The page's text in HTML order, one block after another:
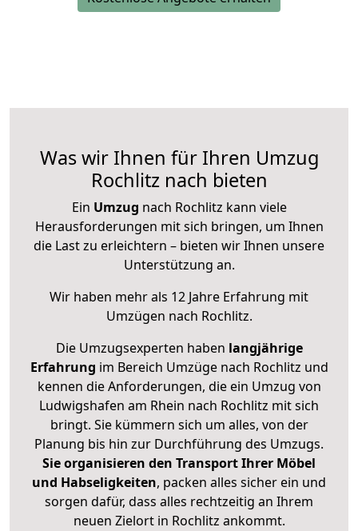
Was wir Ihnen für Ihren Umzug
Rochlitz nach bieten
Ein Umzug nach Rochlitz kann viele
Herausforderungen mit sich bringen, um Ihnen
die Last zu erleichtern – bieten wir Ihnen unsere
Unterstützung an.
Wir haben mehr als 12 Jahre Erfahrung mit
Umzügen nach Rochlitz.
Die Umzugsexperten haben langjährige
Erfahrung im Bereich Umzüge nach Rochlitz und
kennen die Anforderungen, die ein Umzug von
Ludwigshafen am Rhein nach Rochlitz mit sich
bringt. Sie kümmern sich um alles, von der
Planung bis hin zur Durchführung des Umzugs.
Sie organisieren den Transport Ihrer Möbel
und Habseligkeiten, packen alles sicher ein und
sorgen dafür, dass alles rechtzeitig an Ihrem
neuen Zielort in Rochlitz ankommt.